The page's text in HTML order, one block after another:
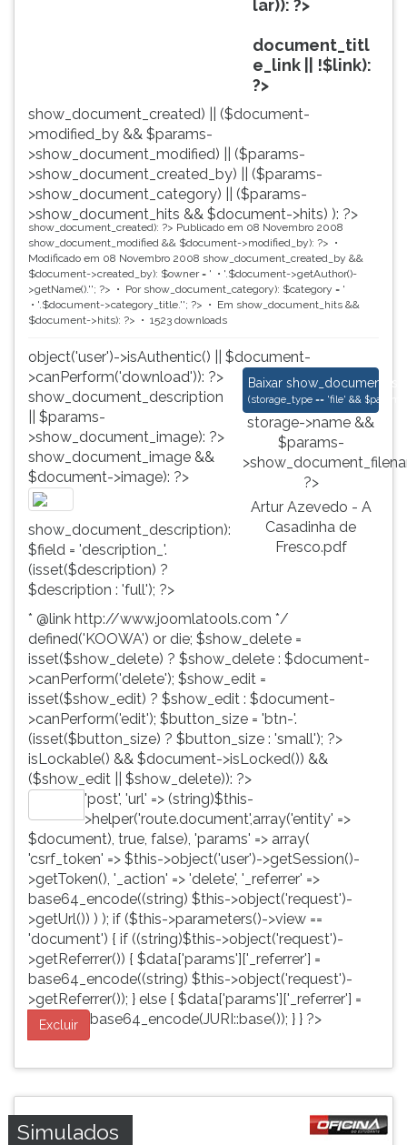
lar)): ?>
document_titl
e_link || !$link):
?>
show_document_created) || ($document-
>modified_by && $params-
>show_document_modified) || ($params-
>show_document_created_by) || ($params-
>show_document_category) || ($params-
>show_document_hits && $document->hits) ): ?>
show_document_created): ?> Publicado em 08 Novembro 2008
show_document_modified && $document->modified_by): ?>
Modificado em 08 Novembro 2008 show_document_created_by &&
$document->created_by): $owner = '
'.$document->getAuthor()-
>getName().''; ?> Por show_document_category): $category = '
'.$document->category_title.''; ?> Em show_document_hits &&
$document->hits): ?>
1523 downloads
object('user')->isAuthentic() || $document-
>canPerform('download')): ?>
Baixar Artur Azevedo - A
(storage_type == 'file' &&
storage->name &&
$params-
?>
Artur Azevedo - A
Casadinha de
Fresco.pdf
show_document_description
|| $params-
>show_document_image): ?>
show_document_image &&
$document->image): ?>
show_document_description):
$field = 'description_'.
(isset($description) ?
$description : 'full'); ?>
* @link http://www.joomlatools.com */
defined('KOOWA') or die; $show_delete =
isset($show_delete) ? $show_delete : $document-
>canPerform('delete'); $show_edit =
isset($show_edit) ? $show_edit : $document-
>canPerform('edit'); $button_size = 'btn-'.
(isset($button_size) ? $button_size : 'small'); ?>
isLockable() && $document->isLocked()) &&
($show_edit || $show_delete)): ?>
'post', 'url' => (string)$this-
>helper('route.document',array('entity' =>
$document), true, false), 'params' => array(
'csrf_token' => $this->object('user')->getSession()-
>getToken(), '_action' => 'delete', '_referrer' =>
base64_encode((string) $this->object('request')-
>getUrl()) ) ); if ($this->parameters()->view ==
'document') { if ((string)$this->object('request')-
>getReferrer()) { $data['params']['_referrer'] =
base64_encode((string) $this->object('request')-
>getReferrer()); } else { $data['params']['_referrer'] =
base64_encode(JURI::base()); } } ?>
Excluir
Simulados